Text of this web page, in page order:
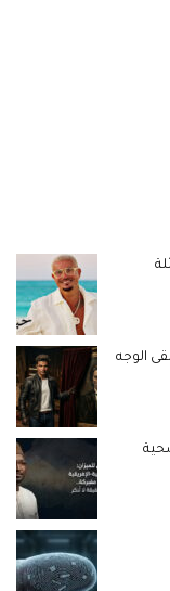
الوجه